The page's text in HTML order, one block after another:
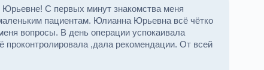
Юрьевне! С первых минут знакомства меня
пациентам. Юлианна Юрьевна всё чётко
вопросы. В день операции успокаивала
,дала рекомендации. От всей